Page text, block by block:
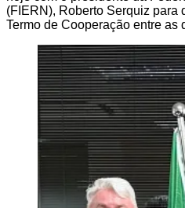
(FIERN), Roberto Serquiz para
Termo de Cooperação entre as